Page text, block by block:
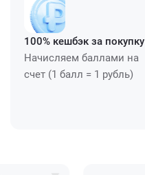
100% кешбэк за покупку
Начисляем баллами на
счет (1 балл = 1 рубль)